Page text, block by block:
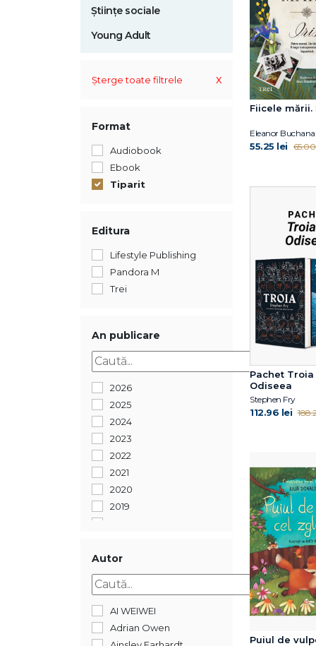
Științe sociale
Young Adult
Șterge toate filtrele x
Format
Audiobook
Ebook
Tiparit
Editura
Lifestyle Publishing
Pandora M
Trei
An publicare
2026
2025
2024
2023
2022
2021
2020
2019
2016
2015
2014
2013
2012
2011
Autor
AI WEIWEI
Adrian Owen
Fiicele mării.
Eleanor
55.25 lei 65.00
Pachet Troia
Odiseea
Stephen Fry
112.96 lei
Puiul de